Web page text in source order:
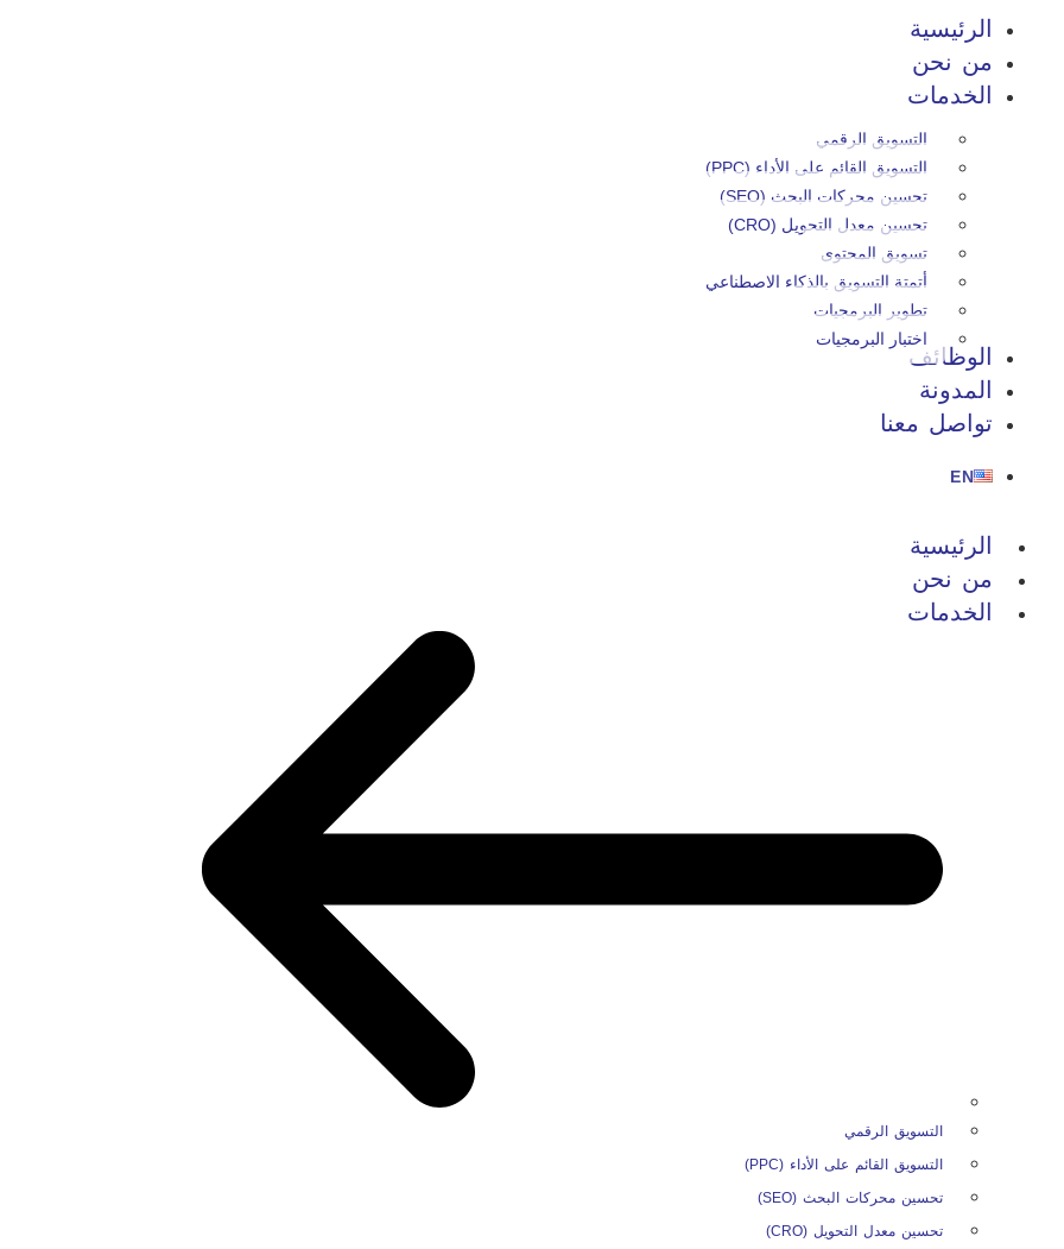
الرئيسية
من نحن
الخدمات
التسويق الرقمي
التسويق القائم على الأداء (PPC)
تحسين محركات البحث (SEO)
تحسين معدل التحويل (CRO)
تسويق المحتوى
أتمتة التسويق بالذكاء الاصطناعي
تطوير البرمجيات
اختبار البرمجيات
الوظائف
المدونة
تواصل معنا
الرئيسية
من نحن
الخدمات
التسويق الرقمي
التسويق القائم على الأداء (PPC)
تحسين محركات البحث (SEO)
تحسين معدل التحويل (CRO)